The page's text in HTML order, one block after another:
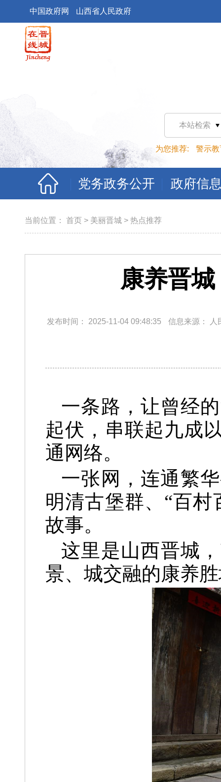
中国政府网 山西省人民政府
本站检索
为您推荐: 警示教
党务政务公开 政府信
当前位置： 首页 > 美丽晋城 > 热点推荐
康养晋
发布时间： 2025-11-04 09:48:35 信息来源： 人
一条路，让曾经
起伏，串联起九成
通网络。
一张网，连通繁
明清古堡群、“百
故事。
这里是山西晋城
景、城交融的康养